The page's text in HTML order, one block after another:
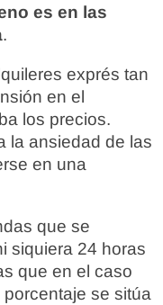
es en las
.
exprés tan
en el
los precios.
la ansiedad de las
en una
que se
siquiera 24 horas
que en el caso
se sitúa